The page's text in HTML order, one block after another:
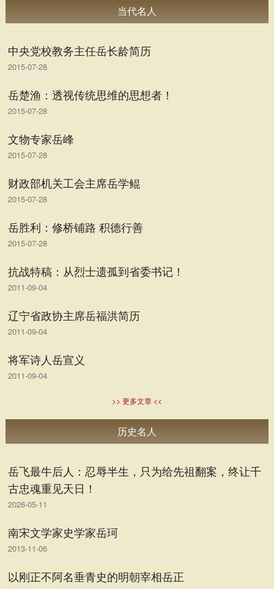
当代名人
中央党校教务主任岳长龄简历
2015-07-28
岳楚渔：透视传统思维的思想者！
2015-07-28
文物专家岳峰
2015-07-28
财政部机关工会主席岳学鲲
2015-07-28
岳胜利：修桥铺路 积德行善
2015-07-28
抗战特稿：从烈士遗孤到省委书记！
2011-09-04
辽宁省政协主席岳福洪简历
2011-09-04
将军诗人岳宣义
2011-09-04
>> 更多文章 <<
历史名人
岳飞最牛后人：忍辱半生，只为给先祖翻案，终让千
古忠魂重见天日！
2026-05-11
南宋文学家史学家岳珂
2013-11-06
以刚正不阿名垂青史的明朝宰相岳正